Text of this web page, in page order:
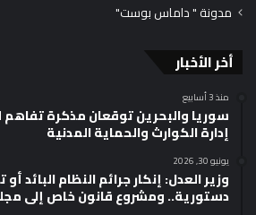
مدونة " داماس بوست"
أخر الأخبار
منذ 3 أسابيع
سوريا والبحرين توقعان مذكرة تفاهم
إدارة الكوارث والحماية المدنية
يونيو 30, 2026
وزير العدل: إنكار جرائم النظام البائد
دستورية.. ومشروع قانون خاص إلى